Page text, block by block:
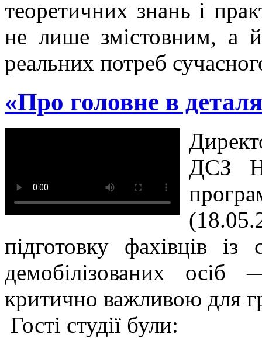
теоретичних знань і
не лише змістовним, а
реальних потреб
«Про головне в
ДСЗ
підготовку фахівців із
демобілізованих
критично важливою для
Гості студії були: